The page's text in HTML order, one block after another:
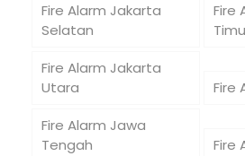
Fire Alarm Jakarta
Selatan
Fire
Fire Alarm Jakarta
Utara
Fire
Fire Alarm Jawa
Tengah
Fire